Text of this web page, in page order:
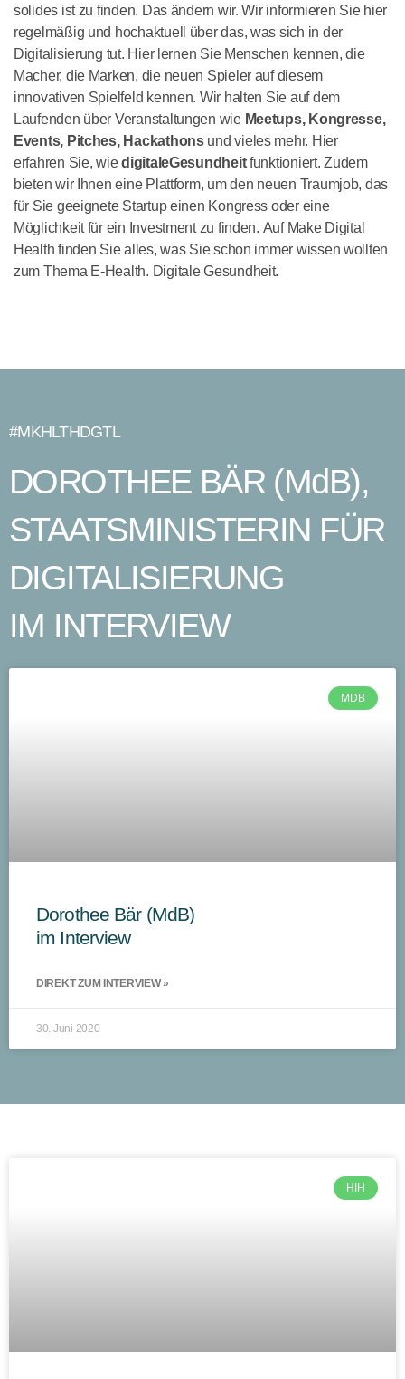
solides ist zu finden. Das ändern wir. Wir informieren Sie hier
regelmäßig und hochaktuell über das, was sich in der
Digitalisierung tut. Hier lernen Sie Menschen kennen, die
Macher, die Marken, die neuen Spieler auf diesem
innovativen Spielfeld kennen. Wir halten Sie auf dem
Laufenden über Veranstaltungen wie Meetups, Kongresse,
Events, Pitches, Hackathonsund vieles mehr. Hier
erfahren Sie, wiedigitaleGesundheitfunktioniert. Zudem
bieten wir Ihnen eine Plattform, um den neuen Traumjob, das
für Sie geeignete Startup einen Kongress oder eine
Möglichkeit für ein Investment zu finden. Auf Make Digital
Health finden Sie alles, was Sie schon immer wissen wollten
zum Thema E-Health. Digitale Gesundheit.
#MKHLTHDGTL
DOROTHEE BÄR (MdB),
STAATSMINISTERIN FÜR
DIGITALISIERUNG
IM INTERVIEW
MDB
Dorothee Bär (MdB)
im Interview
DIREKT ZUM INTERVIEW »
30. Juni 2020
HIH